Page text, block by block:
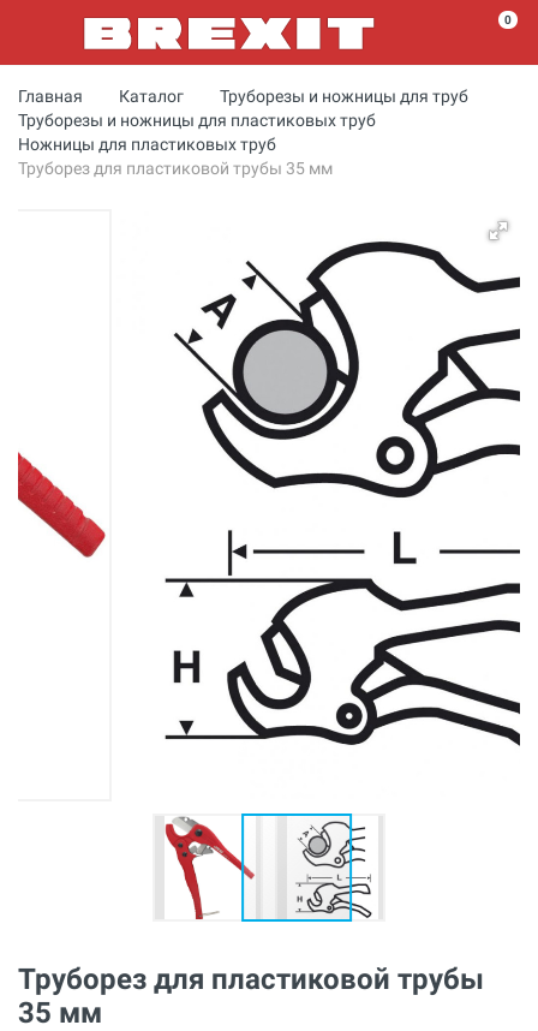
0
Главная Каталог
Труборезы и ножницы для труб
Труборезы и ножницы для пластиковых труб
Ножницы для пластиковых труб
Труборез для пластиковой трубы 35 мм
Труборез для пластиковой трубы
35 мм